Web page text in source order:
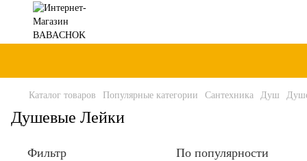
Каталог товаров Популярные категории Сантехника Душ
Душевые Лейки
Фильтр По популярности